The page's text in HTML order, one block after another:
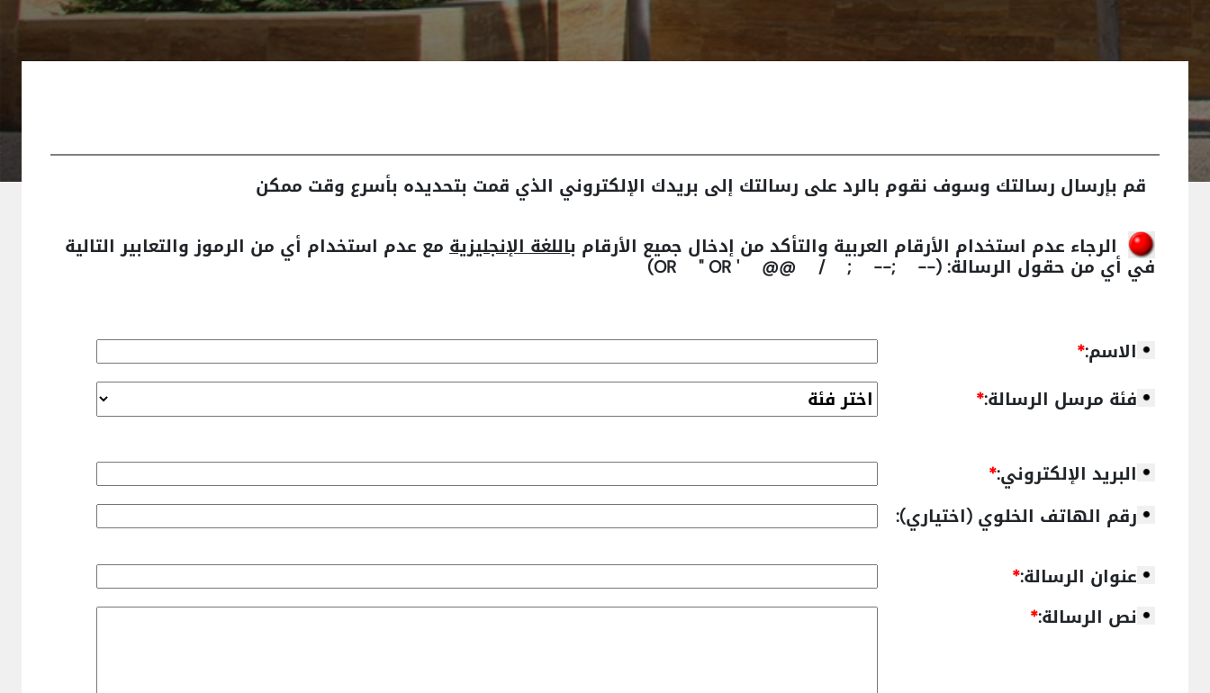
قم بإرسال رسالتك وسوف نقوم بالرد على رسالتك إلى بريدك الإلكتروني الذي قمت بتحديده بأسرع وقت ممكن
الرجاء عدم استخدام الأرقام العربية والتأكد من إدخال جميع الأرقام باللغة الإنجليزية مع عدم استخدام أي من الرموز والتعابير التالية
في أي من حقول الرسالة:(-- ;-- ; / @@ ' OR " OR)
الاسم:*
فئة مرسل الرسالة:*
البريد الإلكتروني:*
رقم الهاتف الخلوي (اختياري):
عنوان الرسالة:*
نص الرسالة:*